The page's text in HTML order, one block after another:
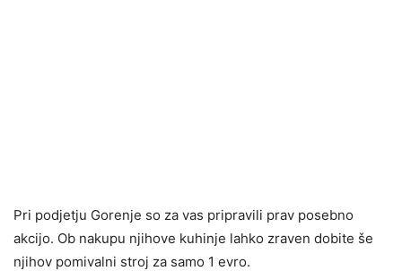
Pri podjetju Gorenje so za vas pripravili prav posebno
akcijo. Ob nakupu njihove kuhinje lahko zraven dobite še
njihov pomivalni stroj za samo 1 evro.